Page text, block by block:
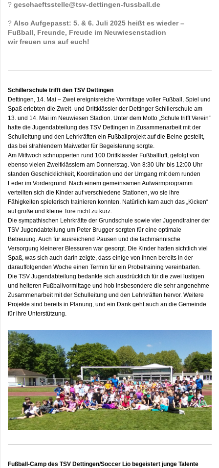
? geschaeftsstelle@tsv-dettingen-fussball.de
?️ Also Aufgepasst: 5. & 6. Juli 2025 heißt es wieder –
Fußball, Freunde, Freude im Neuwiesenstadion
wir freuen uns auf euch!
Schillerschule trifft den TSV Dettingen
Dettingen, 14. Mai – Zwei ereignisreiche Vormittage voller Fußball, Spiel und
Spaß erlebten die Zweit- und Drittklässler der Dettinger Schillerschule am
13. und 14. Mai im Neuwiesen Stadion. Unter dem Motto „Schule trifft Verein“
hatte die Jugendabteilung des TSV Dettingen in Zusammenarbeit mit der
Schulleitung und den Lehrkräften ein Fußballprojekt auf die Beine gestellt,
das bei strahlendem Maiwetter für Begeisterung sorgte.
Am Mittwoch schnupperten rund 100 Drittklässler Fußballluft, gefolgt von
ebenso vielen Zweitklässlern am Donnerstag. Von 8:30 Uhr bis 12:00 Uhr
standen Geschicklichkeit, Koordination und der Umgang mit dem runden
Leder im Vordergrund. Nach einem gemeinsamen Aufwärmprogramm
verteilten sich die Kinder auf verschiedene Stationen, wo sie ihre
Fähigkeiten spielerisch trainieren konnten. Natürlich kam auch das „Kicken“
auf große und kleine Tore nicht zu kurz.
Die sympathischen Lehrkräfte der Grundschule sowie vier Jugendtrainer der
TSV Jugendabteilung um Peter Brugger sorgten für eine optimale
Betreuung. Auch für ausreichend Pausen und die fachmännische
Versorgung kleinerer Blessuren war gesorgt. Die Kinder hatten sichtlich viel
Spaß, was sich auch darin zeigte, dass einige von ihnen bereits in der
darauffolgenden Woche einen Termin für ein Probetraining vereinbarten.
Die TSV Jugendabteilung bedankte sich ausdrücklich für die zwei lustigen
und heiteren Fußballvormittage und hob insbesondere die sehr angenehme
Zusammenarbeit mit der Schulleitung und den Lehrkräften hervor. Weitere
Projekte sind bereits in Planung, und ein Dank geht auch an die Gemeinde
für ihre Unterstützung.
Fußball-Camp des TSV Dettingen/Soccer Lio begeistert junge Talente